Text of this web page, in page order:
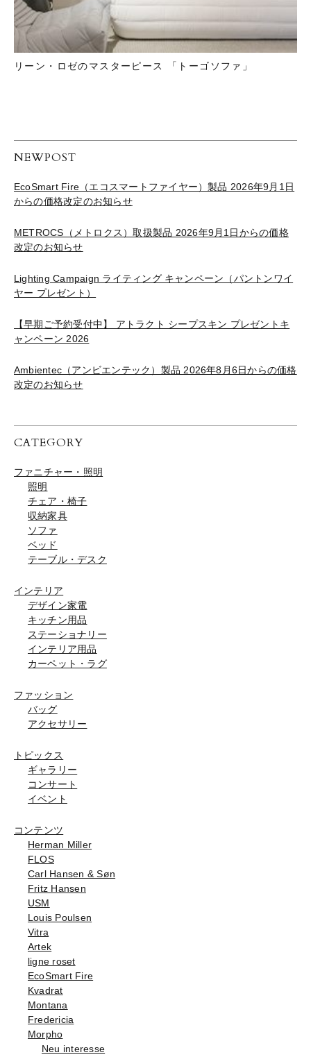
リーン・ロゼのマスターピース 「トーゴソファ」
NEWPOST
EcoSmart Fire（エコスマートファイヤー）製品 2026年9月1日
からの価格改定のお知らせ
METROCS（メトロクス）取扱製品 2026年9月1日からの価格
改定のお知らせ
Lighting Campaign ライティング キャンペーン（パントンワイ
ヤー プレゼント）
【早期ご予約受付中】 アトラクト シープスキン プレゼントキ
ャンペーン 2026
Ambientec（アンビエンテック）製品 2026年8月6日からの価格
改定のお知らせ
CATEGORY
ファニチャー・照明
照明
チェア・椅子
収納家具
ソファ
ベッド
テーブル・デスク
インテリア
デザイン家電
キッチン用品
ステーショナリー
インテリア用品
カーペット・ラグ
ファッション
バッグ
アクセサリー
トピックス
ギャラリー
コンサート
イベント
コンテンツ
Herman Miller
FLOS
Carl Hansen & Søn
Fritz Hansen
USM
Louis Poulsen
Vitra
Artek
ligne roset
EcoSmart Fire
Kvadrat
Montana
Fredericia
Morpho
Neu interesse